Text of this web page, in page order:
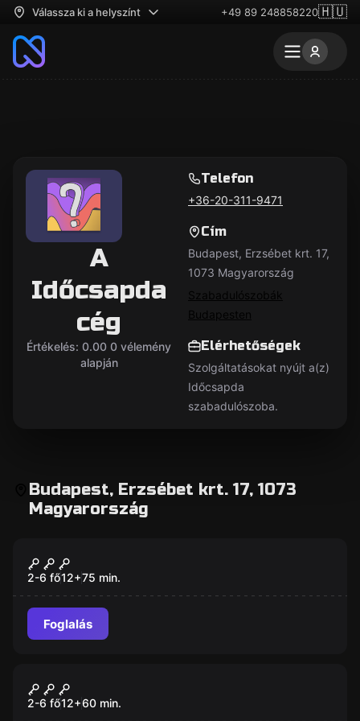
Válassza ki a helyszínt +49 89 248858220🇭🇺
A
Időcsapda
cég
Értékelés: 0.00 0 vélemény
alapján
Telefon
+36-20-311-9471
Cím
Budapest, Erzsébet krt. 17,
1073 Magyarország
Szabadulószobák
Budapesten
Elérhetőségek
Szolgáltatásokat nyújt a(z)
Időcsapda
szabadulószoba.
Budapest, Erzsébet krt. 17, 1073
Magyarország
Új
Magic Episode 2
2-6 fő12+75 min.
Foglalás
Új
Magic Episode 1
2-6 fő12+60 min.